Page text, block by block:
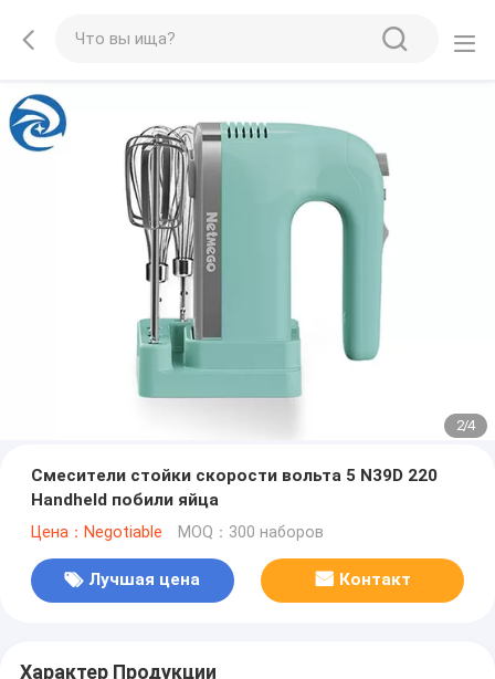
2/4
Смесители стойки скорости вольта 5 N39D 220
Handheld побили яйца
Цена：Negotiable MOQ：300 наборов
Лучшая цена Контакт
Характер Продукции